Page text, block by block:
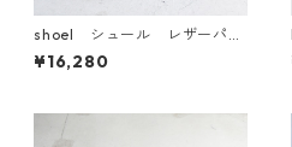
shoel シュール レザーパン
プス 6461
¥16,280